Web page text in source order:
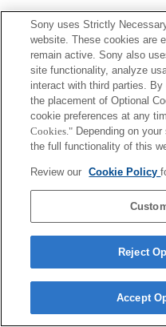
Terms of Use Contact Us
Sony uses Strictly
website. These cookies are
remain active. Sony also
site functionality, analyze
interact with third parties.
the placement of Optional
cookie preferences at any
Cookies." Depending on
the full functionality of this
Review our Cookie Policy
Reject
Accept